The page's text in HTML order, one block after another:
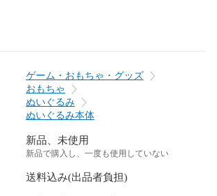
ゲーム・おもちゃ・グッズ
おもちゃ
ぬいぐるみ
ぬいぐるみ本体
新品、未使用
新品で購入し、一度も使用していない
送料込み(出品者負担)